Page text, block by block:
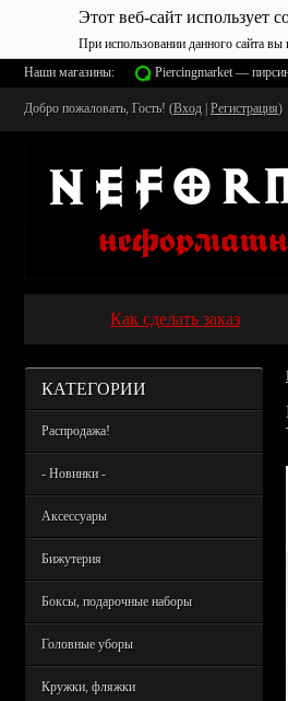
Этот веб-сайт использует
При использовании данного сайта вы
Наши магазины: Piercingmarket —
Добро пожаловать, Гость! (Вход Регистрация)
Как сделать заказ
КАТЕГОРИИ
Распродажа!
- Новинки -
Аксессуары
Бижутерия
Боксы, подарочные наборы
Головные уборы
Кружки, фляжки